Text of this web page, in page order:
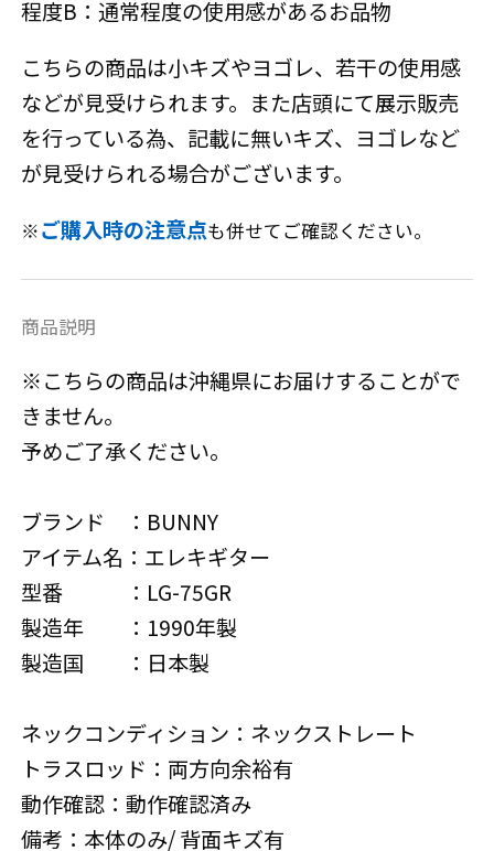
程度B：通常程度の使用感があるお品物
こちらの商品は小キズやヨゴレ、若干の使用感
などが見受けられます。また店頭にて展示販売
を行っている為、記載に無いキズ、ヨゴレなど
が見受けられる場合がございます。
※ご購入時の注意点も併せてご確認ください。
商品説明
※こちらの商品は沖縄県にお届けすることがで
きません。
予めご了承ください。
ブランド ：BUNNY
アイテム名：エレキギター
型番 ：LG-75GR
製造年 ：1990年製
製造国 ：日本製
ネックコンディション：ネックストレート
トラスロッド：両方向余裕有
動作確認：動作確認済み
備考：本体のみ/ 背面キズ有